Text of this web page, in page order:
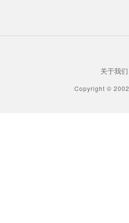
关于我们
Copyright ©